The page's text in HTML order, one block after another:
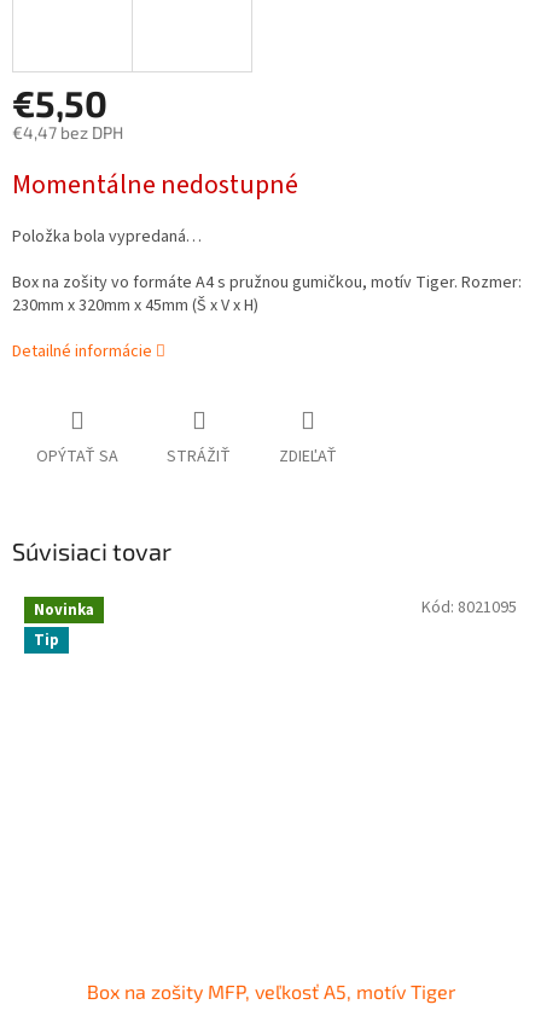
€5,50
€4,47 bez DPH
cena:
Momentálne nedostupné
Položka bola vypredaná…
Box na zošity vo formáte A4 s pružnou gumičkou, motív Tiger. Rozmer:
230mm x 320mm x 45mm (Š x V x H)
Detailné informácie
OPÝTAŤ SA STRÁŽIŤ ZDIEĽAŤ
Súvisiaci tovar
Novinka
Tip
Box na zošity MFP, veľkosť A5, motív Tiger
Kód: 8021095